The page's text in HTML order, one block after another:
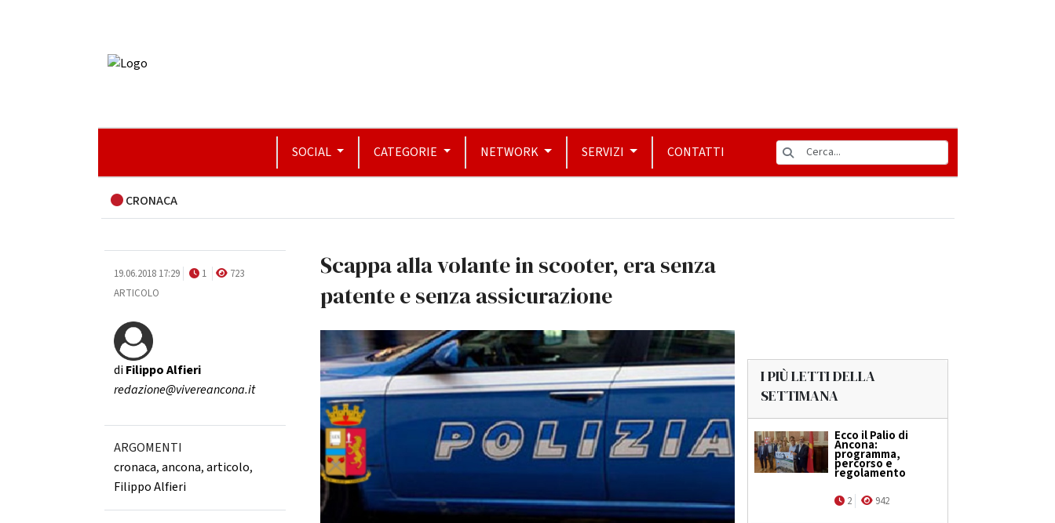
SOCIAL CATEGORIE NETWORK SERVIZI CONTATTI
CRONACA
19.06.2018 17:29 1
723
ARTICOLO
diFilippo Alfieri
redazione@vivereancona.it
ARGOMENTI
cronaca,ancona,articolo,
Filippo Alfieri
Scappa alla volante in scooter, era senza
patente e senza assicurazione
I PIÙ LETTI DELLA
SETTIMANA
Ecco il Palio di
Ancona:
programma,
percorso e
regolamento
2 942